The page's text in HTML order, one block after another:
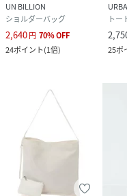
UN BILLION
ショルダーバッグ
2,640円 70%OFF
24ポイント(1倍)
トー
25ポ